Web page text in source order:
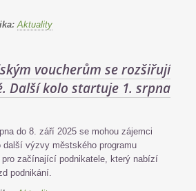
Aktuality
voucherům se rozšiřují
Další kolo startuje 1. srpna
do 8. září 2025 se mohou zájemci
další výzvy městského programu
pro začínající podnikatele, který nabízí
podnikání.